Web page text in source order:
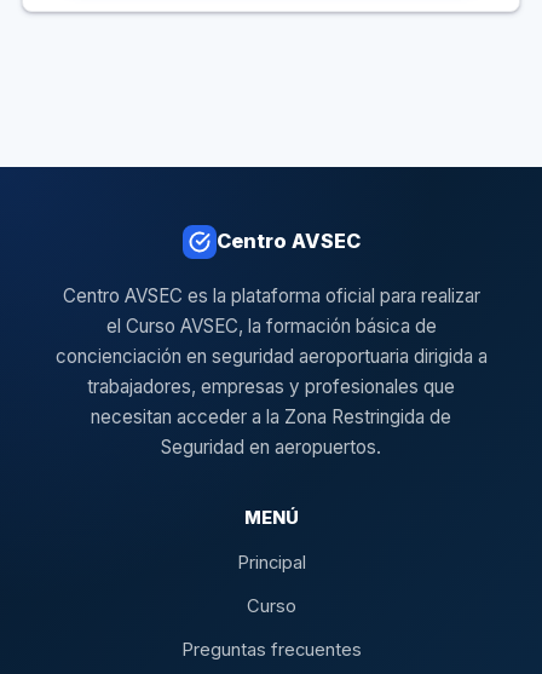
Centro AVSEC
Centro AVSEC es la plataforma oficial para realizar
el Curso AVSEC, la formación básica de
concienciación en seguridad aeroportuaria dirigida a
trabajadores, empresas y profesionales que
necesitan acceder a la Zona Restringida de
Seguridad en aeropuertos.
MENÚ
Principal
Curso
Preguntas frecuentes